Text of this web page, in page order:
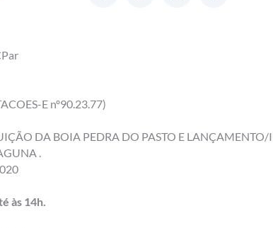
E nº90.23.77)
DA BOIA PEDRA DO PASTO E
.
às 14h.